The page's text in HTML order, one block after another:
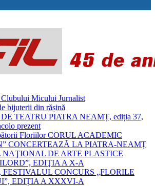
Clubului Micului Jurnalist
bijuterii din rășină
TEATRU PIATRA NEAMȚ, ediția 37,
prezent
Floriilor CORUL ACADEMIC
CONCERTEAZĂ LA PIATRA-NEAMȚ
NAŢIONAL DE ARTE PLASTICE
EDIŢIA A X-A
CONCURS „FLORILE
EDIȚIA A XXXVI-A